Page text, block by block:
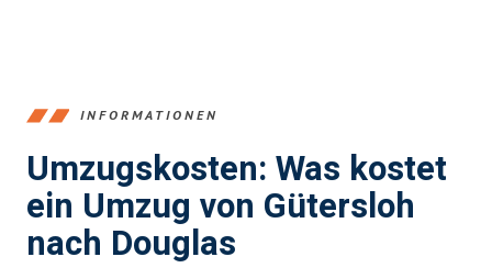
INFORMATIONEN
Umzugskosten: Was kostet
ein Umzug von Gütersloh
nach Douglas